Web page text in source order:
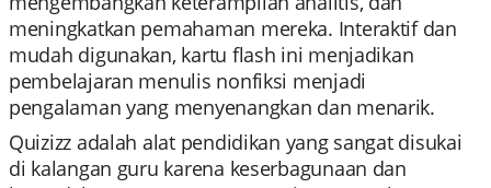
meningkatkan pemahaman mereka. Interaktif dan
mudah digunakan, kartu flash ini menjadikan
pembelajaran menulis nonfiksi menjadi
pengalaman yang menyenangkan dan menarik.
Quizizz adalah alat pendidikan yang sangat disukai
di kalangan guru karena keserbagunaan dan